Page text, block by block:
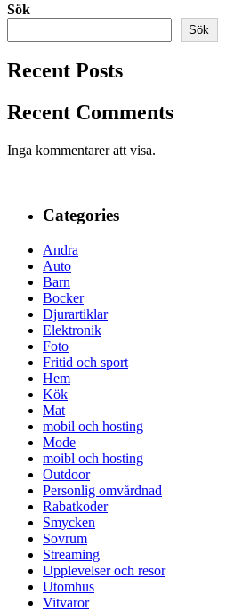
Sök
Sök
Recent Posts
Recent Comments
Inga kommentarer att visa.
Categories
Andra
Auto
Barn
Bocker
Djurartiklar
Elektronik
Foto
Fritid och sport
Hem
Kök
Mat
mobil och hosting
Mode
moibl och hosting
Outdoor
Personlig omvårdnad
Rabatkoder
Smycken
Sovrum
Streaming
Upplevelser och resor
Utomhus
Vitvaror